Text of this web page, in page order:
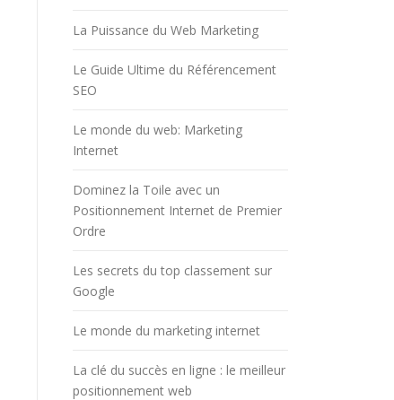
La Puissance du Web Marketing
Le Guide Ultime du Référencement
SEO
Le monde du web: Marketing
Internet
Dominez la Toile avec un
Positionnement Internet de Premier
Ordre
Les secrets du top classement sur
Google
Le monde du marketing internet
La clé du succès en ligne : le meilleur
positionnement web